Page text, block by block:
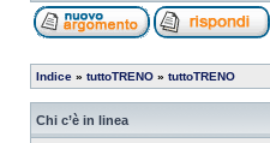
Indice » tuttoTRENO » tuttoTRENO
Chi c’è in linea